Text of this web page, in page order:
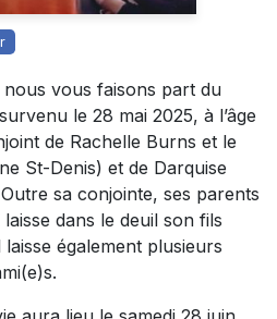
nous vous faisons part du
le 28 mai 2025, à l’âge
de Rachelle Burns et le
St-Denis) et de Darquise
sa conjointe, ses parents
dans le deuil son fils
également plusieurs